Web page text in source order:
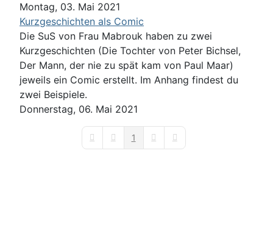
Montag, 03. Mai 2021
Kurzgeschichten als Comic
Die SuS von Frau Mabrouk haben zu zwei
Kurzgeschichten (Die Tochter von Peter Bichsel,
Der Mann, der nie zu spät kam von Paul Maar)
jeweils ein Comic erstellt. Im Anhang findest du
zwei Beispiele.
Donnerstag, 06. Mai 2021
First PagePrevious Page
1 Next PageLast Page